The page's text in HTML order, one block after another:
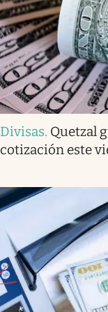
Divisas. Quetzal
cotización este